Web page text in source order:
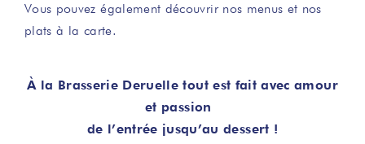
Vous pouvez également découvrir nos menus et nos
plats à la carte.
À la Brasserie Deruelle tout est fait avec amour
et passion
de l’entrée jusqu’au dessert !